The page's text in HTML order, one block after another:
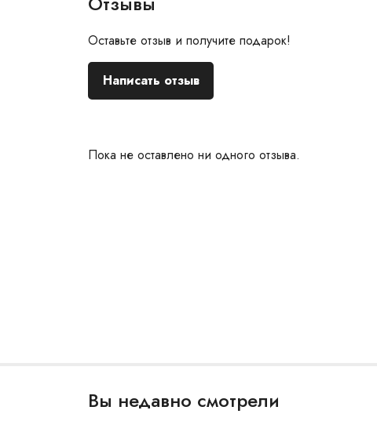
Оставьте отзыв и получите подарок!
Написать отзыв
Пока не оставлено ни одного отзыва.
Вы недавно смотрели